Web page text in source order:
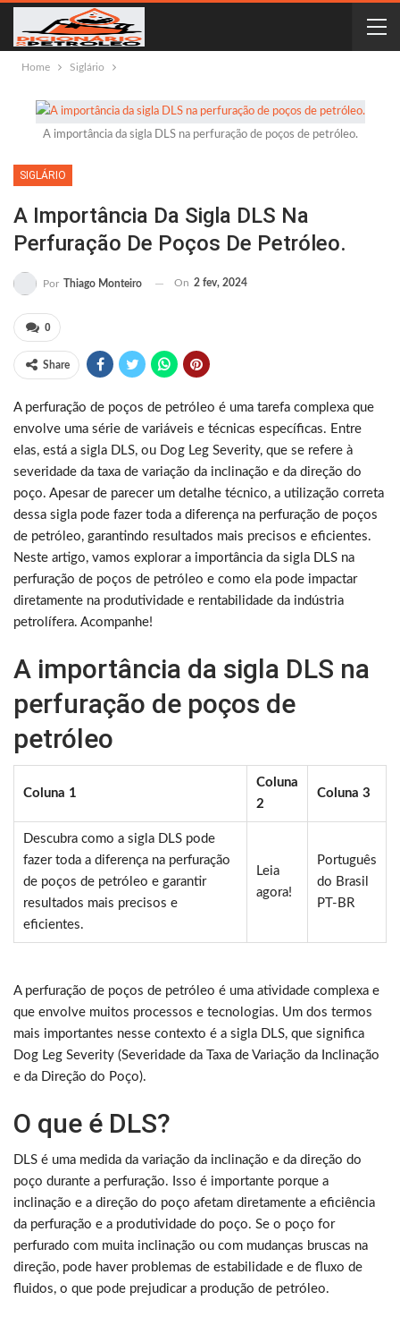
Home Siglário
A importância da sigla DLS na perfuração de poços de petróleo.
SIGLÁRIO
A Importância Da Sigla DLS Na
Perfuração De Poços De Petróleo.
Por Thiago Monteiro On 2 fev, 2024
0
Share
A perfuração de poços de petróleo é uma tarefa complexa que
envolve uma série de variáveis e técnicas específicas. Entre
elas, está a sigla DLS, ou Dog Leg Severity, que se refere à
severidade da taxa de variação da inclinação e da direção do
poço. Apesar de parecer um detalhe técnico, a utilização correta
dessa sigla pode fazer toda a diferença na perfuração de poços
de petróleo, garantindo resultados mais precisos e eficientes.
Neste artigo, vamos explorar a importância da sigla DLS na
perfuração de poços de petróleo e como ela pode impactar
diretamente na produtividade e rentabilidade da indústria
petrolífera. Acompanhe!
A importância da sigla DLS na
perfuração de poços de
petróleo
Coluna 1
Coluna
2
Coluna 3
Descubra como a sigla DLS pode
fazer toda a diferença na perfuração
de poços de petróleo e garantir
resultados mais precisos e
eficientes.
Leia
agora!
Português
do Brasil
PT-BR
A perfuração de poços de petróleo é uma atividade complexa e
que envolve muitos processos e tecnologias. Um dos termos
mais importantes nesse contexto é a sigla DLS, que significa
Dog Leg Severity (Severidade da Taxa de Variação da Inclinação
e da Direção do Poço).
O que é DLS?
DLS é uma medida da variação da inclinação e da direção do
poço durante a perfuração. Isso é importante porque a
inclinação e a direção do poço afetam diretamente a eficiência
da perfuração e a produtividade do poço. Se o poço for
perfurado com muita inclinação ou com mudanças bruscas na
direção, pode haver problemas de estabilidade e de fluxo de
fluidos, o que pode prejudicar a produção de petróleo.